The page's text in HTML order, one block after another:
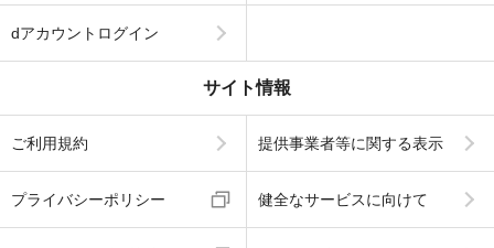
dアカウントログイン
サイト情報
ご利用規約 提供事業者等に関する表示
プライバシーポリシー 健全なサービスに向けて